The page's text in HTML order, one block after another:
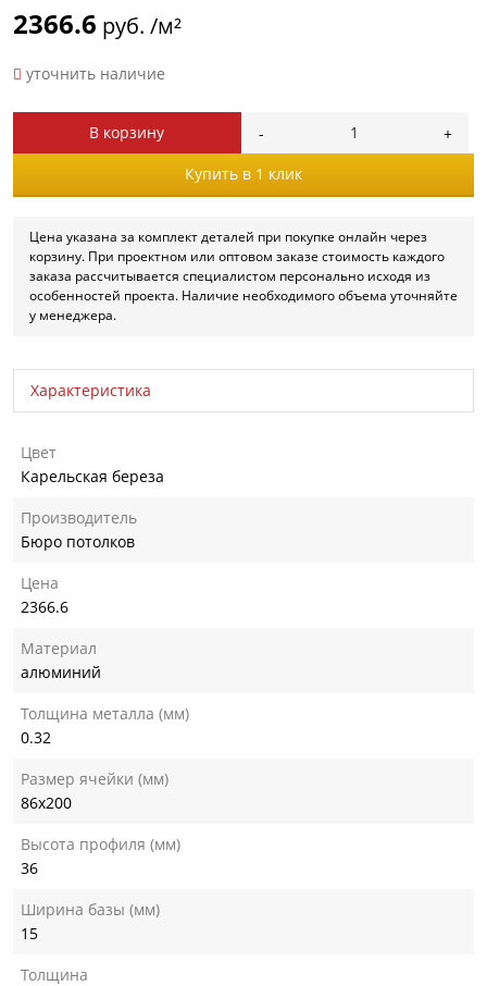
2366.6 руб. /м²
уточнить наличие
В корзину
Купить в 1 клик
Цена указана за комплект деталей при покупке онлайн через
корзину. При проектном или оптовом заказе стоимость каждого
заказа рассчитывается специалистом персонально исходя из
особенностей проекта. Наличие необходимого объема уточняйте
у менеджера.
Характеристика
Цвет
Карельская береза
Производитель
Бюро потолков
Цена
2366.6
Материал
алюминий
Толщина металла (мм)
0.32
Размер ячейки (мм)
86х200
Высота профиля (мм)
36
Ширина базы (мм)
15
Толщина